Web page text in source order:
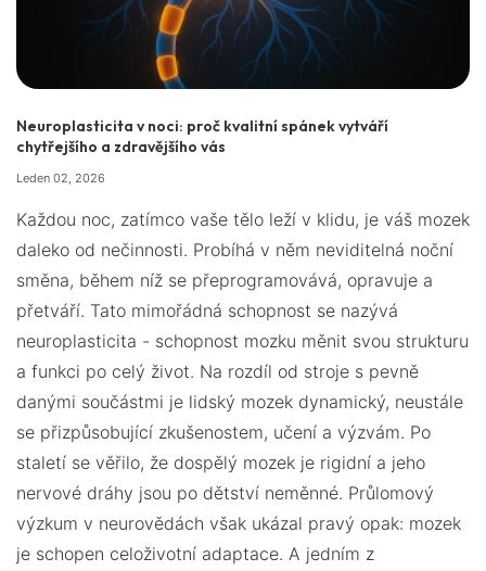
Neuroplasticita v noci: proč kvalitní spánek vytváří
chytřejšího a zdravějšího vás
Leden 02, 2026
Každou noc, zatímco vaše tělo leží v klidu, je váš mozek
daleko od nečinnosti. Probíhá v něm neviditelná noční
směna, během níž se přeprogramovává, opravuje a
přetváří. Tato mimořádná schopnost se nazývá
neuroplasticita - schopnost mozku měnit svou strukturu
a funkci po celý život. Na rozdíl od stroje s pevně
danými součástmi je lidský mozek dynamický, neustále
se přizpůsobující zkušenostem, učení a výzvám. Po
staletí se věřilo, že dospělý mozek je rigidní a jeho
nervové dráhy jsou po dětství neměnné. Průlomový
výzkum v neurovědách však ukázal pravý opak: mozek
je schopen celoživotní adaptace. A jedním z